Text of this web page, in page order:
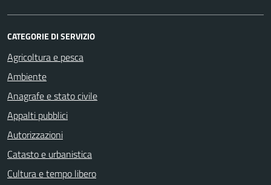
CATEGORIE DI SERVIZIO
Agricoltura e pesca
Ambiente
Anagrafe e stato civile
Appalti pubblici
Autorizzazioni
Catasto e urbanistica
Cultura e tempo libero